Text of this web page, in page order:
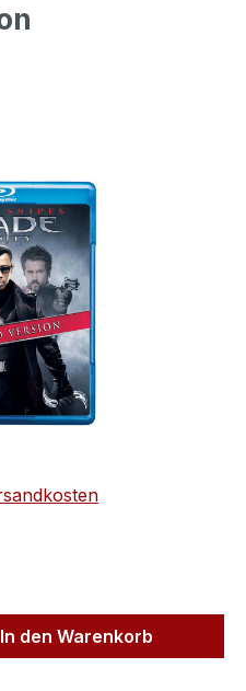
den
In den Warenkorb